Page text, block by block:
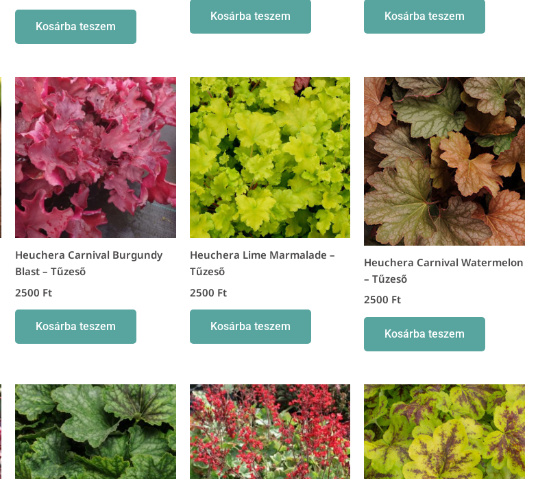
Kosárba teszem
Kosárba teszem Kosárba teszem
Heuchera Carnival Burgundy
Blast – Tűzeső
2500 Ft
Kosárba teszem
Heuchera Lime Marmalade –
Tűzeső
2500 Ft
Kosárba teszem
Heuchera Carnival Watermelon
– Tűzeső
2500 Ft
Kosárba teszem